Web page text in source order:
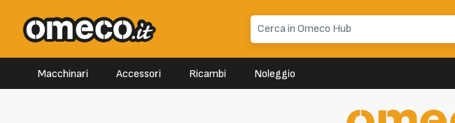
Macchinari Accessori Ricambi Noleggio